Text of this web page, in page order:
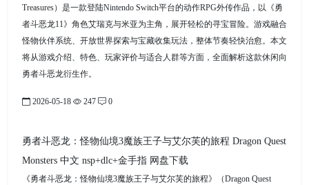
Treasures）是一款登陆Nintendo Switch平台的动作RPG外传作品，以《勇
者斗恶龙11》角色艾瑞克与米亚为主角，展开轻松的寻宝冒险。游戏融合
怪物伙伴系统、开放世界探索与宝藏收集玩法，整体节奏轻快治愈。本文
将从游戏介绍、特色、玩家评价与适合人群等方面，全面解析这款休闲向
勇者斗恶龙衍生作。
2026-05-18 247 0
勇者斗恶龙：怪物仙境3魔族王子与艾尔芙的旅程 Dragon Quest
Monsters 中文 nsp+dlc+金手指 网盘下载
《勇者斗恶龙：怪物仙境3魔族王子与艾尔芙的旅程》（Dragon Quest